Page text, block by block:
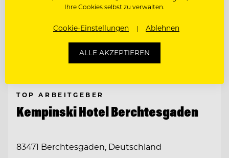
TOP ARBEITGEBER
Kempinski Hotel Berchtesgaden
83471 Berchtesgaden, Deutschland
Ihre Cookies selbst zu verwalten.
Cookie-Einstellungen Ablehnen
ALLE AKZEPTIEREN